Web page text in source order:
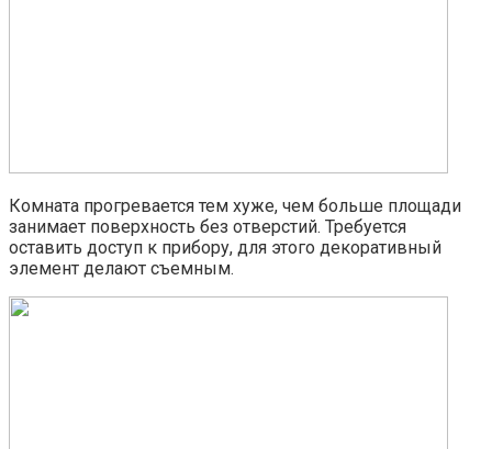
Комната прогревается тем хуже, чем больше площади
занимает поверхность без отверстий. Требуется
оставить доступ к прибору, для этого декоративный
элемент делают съемным.